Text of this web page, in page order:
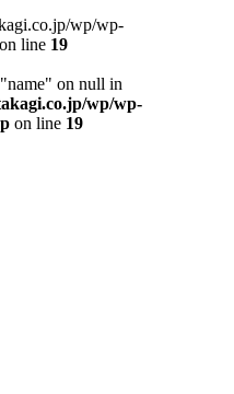
wp/wp-
line 19
on null in
wp/wp-
on line 19